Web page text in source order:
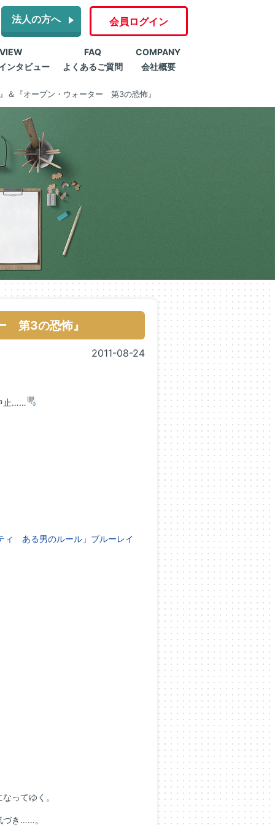
法人の方へ 会員ログイン
ンタビュー
FAQ
よくあるご質問
COMPANY
会社概要
＆『オープン・ウォーター 第3の恐怖』
第3の恐怖』
2011-08-24
止……
ィ ある男のルール」ブルーレイ
ってゆく。
き……。